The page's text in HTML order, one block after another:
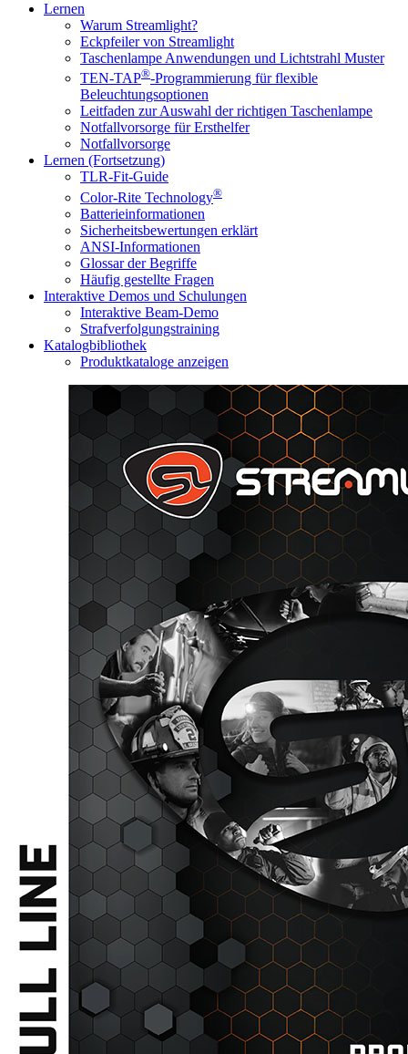
Lernen
Warum Streamlight?
Eckpfeiler von Streamlight
Taschenlampe Anwendungen und Lichtstrahl Muster
TEN-TAP®-Programmierung für flexible
Beleuchtungsoptionen
Leitfaden zur Auswahl der richtigen Taschenlampe
Notfallvorsorge für Ersthelfer
Notfallvorsorge
Lernen (Fortsetzung)
TLR-Fit-Guide
Color-Rite Technology®
Batterieinformationen
Sicherheitsbewertungen erklärt
ANSI-Informationen
Glossar der Begriffe
Häufig gestellte Fragen
Interaktive Demos und Schulungen
Interaktive Beam-Demo
Strafverfolgungstraining
Katalogbibliothek
Produktkataloge anzeigen